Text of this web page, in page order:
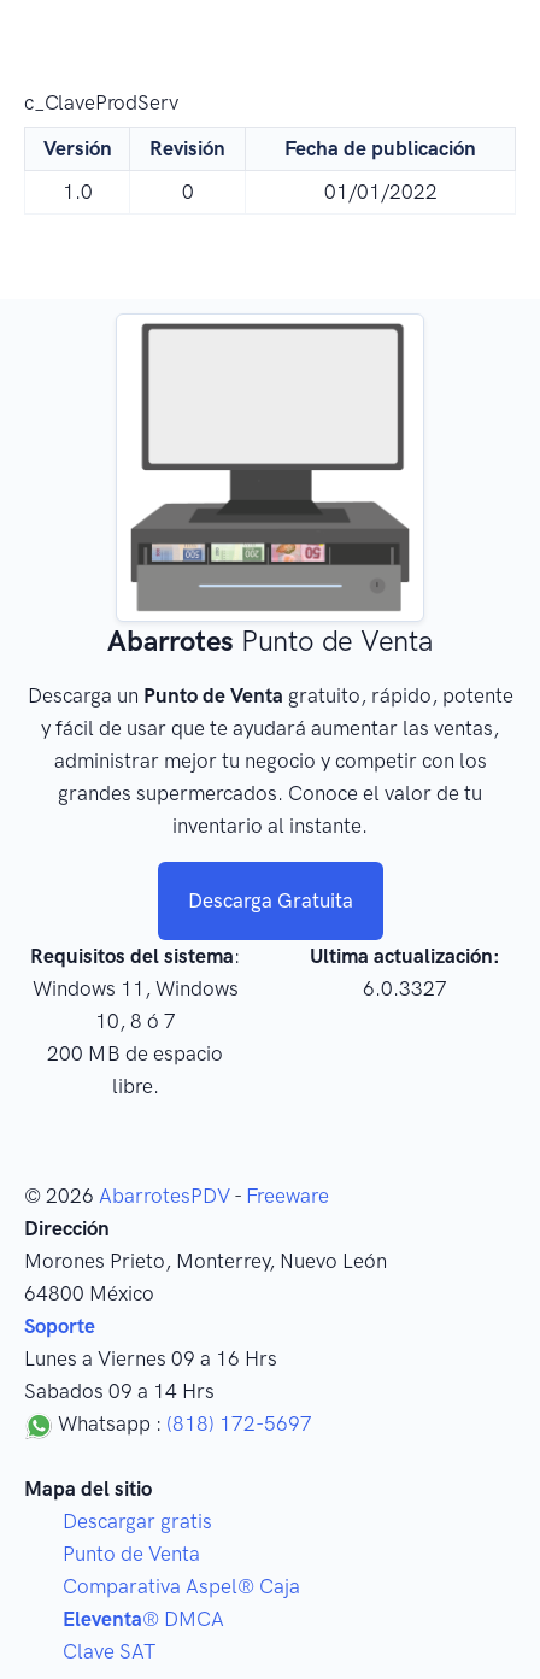
c_ClaveProdServ
Versión
Revisión
Fecha de publicación
1.0
0 01/01/2022
Abarrotes Punto de Venta
Descarga un Punto de Venta gratuito, rápido, potente
y fácil de usar que te ayudará aumentar las ventas,
administrar mejor tu negocio y competir con los
grandes supermercados. Conoce el valor de tu
inventario al instante.
Descarga Gratuita
Requisitos del sistema:
Windows 11, Windows
10, 8 ó 7
200 MB de espacio
libre.
Ultima actualización:
6.0.3327
© 2026 AbarrotesPDV - Freeware
Dirección
Morones Prieto, Monterrey, Nuevo León
64800 México
Soporte
Lunes a Viernes 09 a 16 Hrs
Sabados 09 a 14 Hrs
Whatsapp : (818) 172-5697
Mapa del sitio
Descargar gratis
Punto de Venta
Comparativa Aspel® Caja
Eleventa® DMCA
Clave SAT